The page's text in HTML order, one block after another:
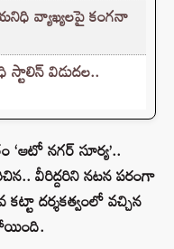
వ్యాఖ్యలపై కంగనా
విడుదల..
‘ఆటో నగర్ సూర్య’..
వీరిద్దరిని నటన పరంగా
దర్శకత్వంలో వచ్చిన